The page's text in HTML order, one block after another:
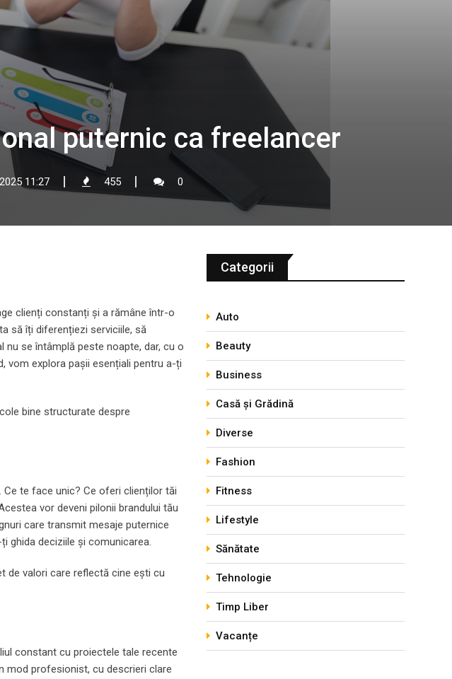
puternic ca freelancer
11:27 455 0
clienți constanți și a rămâne într-o
să îți diferențiezi serviciile, să
se întâmplă peste noapte, dar, cu o
vom explora pașii esențiali pentru a-ți
bine structurate despre
te face unic? Ce oferi clienților tăi
vor deveni pilonii brandului tău
care transmit mesaje puternice
ghida deciziile și comunicarea.
de valori care reflectă cine ești cu
constant cu proiectele tale recente
mod profesionist, cu descrieri clare
Categorii
Auto
Beauty
Business
Casă și Grădină
Diverse
Fashion
Fitness
Lifestyle
Sănătate
Tehnologie
Timp Liber
Vacanțe